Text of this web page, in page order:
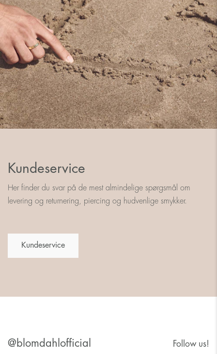
Kundeservice
Her finder du svar på de mest almindelige spørgsmål om
levering og returnering, piercing og hudvenlige smykker.
Kundeservice
@blomdahlofficial Follow us!